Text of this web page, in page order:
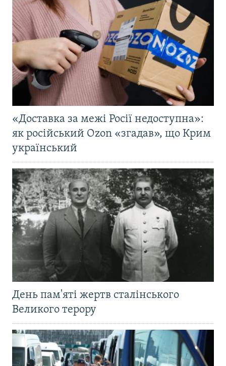
«Доставка за межі Росії недоступна»:
як російський Ozon «згадав», що Крим
український
День пам'яті жертв сталінського
Великого терору